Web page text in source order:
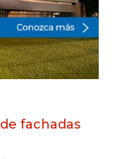
fachadas